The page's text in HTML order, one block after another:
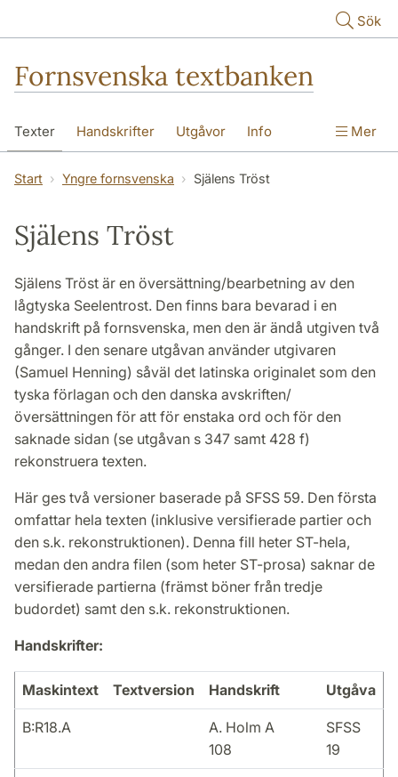
Sök
Fornsvenska textbanken
Texter Handskrifter Utgåvor Info Mer
Start Yngre fornsvenska Själens Tröst
Själens Tröst
Själens Tröst är en översättning/bearbetning av den
lågtyska Seelentrost. Den finns bara bevarad i en
handskrift på fornsvenska, men den är ändå utgiven två
gånger. I den senare utgåvan använder utgivaren
(Samuel Henning) såväl det latinska originalet som den
tyska förlagan och den danska avskriften/
översättningen för att för enstaka ord och för den
saknade sidan (se utgåvan s 347 samt 428 f)
rekonstruera texten.
Här ges två versioner baserade på SFSS 59. Den första
omfattar hela texten (inklusive versifierade partier och
den s.k. rekonstruktionen). Denna fill heter ST-hela,
medan den andra filen (som heter ST-prosa) saknar de
versifierade partierna (främst böner från tredje
budordet) samt den s.k. rekonstruktionen.
Handskrifter:
Maskintext Textversion Handskrift Utgåva
B:R18.A
A. Holm A
108
SFSS
19